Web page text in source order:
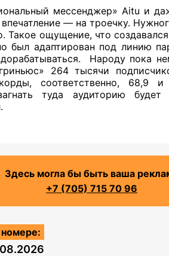
мессенджер» Aitu и
— на троечку.
Такое ощущение, что
был адаптирован под линию
Народу пока
264 тысячи
соответственно, 68,9
туда аудиторию
Здесь могла бы быть ваша
+7 (705) 715 70 96